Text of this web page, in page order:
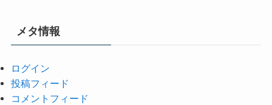
メタ情報
ログイン
投稿フィード
コメントフィード